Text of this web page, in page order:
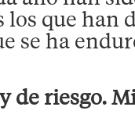
que han
se ha
de riesgo.